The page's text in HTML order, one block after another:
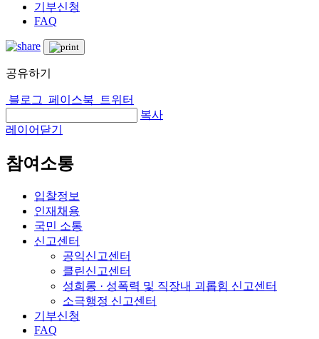
기부신청
FAQ
공유하기
블로그 페이스북
트위터
복사
레이어닫기
참여소통
입찰정보
인재채용
국민 소통
신고센터
공익신고센터
클린신고센터
성희롱 · 성폭력 및 직장내 괴롭힘 신고센터
소극행정 신고센터
기부신청
FAQ